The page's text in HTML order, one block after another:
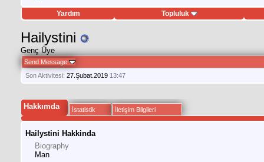
Yardım Topluluk
hilesiHailystini
Genç Üye
Send Message
Son Aktivitesi: 27.Şubat.2019 13:47
Hakkımda İstatistik İletişim Bilgileri
Hailystini Hakkinda
Biography
Man